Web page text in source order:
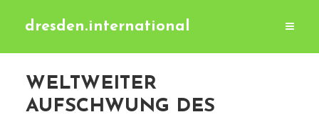
dresden.international
WELTWEITER
AUFSCHWUNG DES